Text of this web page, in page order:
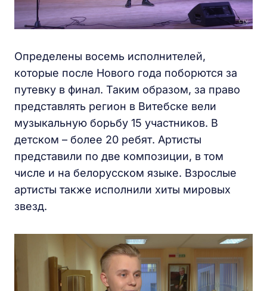
Определены восемь исполнителей,
которые после Нового года поборются за
путевку в финал. Таким образом, за право
представлять регион в Витебске вели
музыкальную борьбу 15 участников. В
детском – более 20 ребят. Артисты
представили по две композиции, в том
числе и на белорусском языке. Взрослые
артисты также исполнили хиты мировых
звезд.